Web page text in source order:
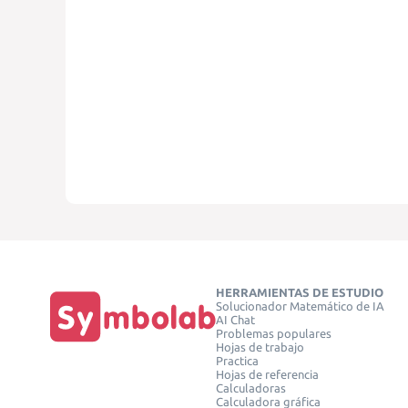
HERRAMIENTAS DE ESTUDIO
Solucionador Matemático de IA
AI Chat
Problemas populares
Hojas de trabajo
Practica
Hojas de referencia
Calculadoras
Calculadora gráfica